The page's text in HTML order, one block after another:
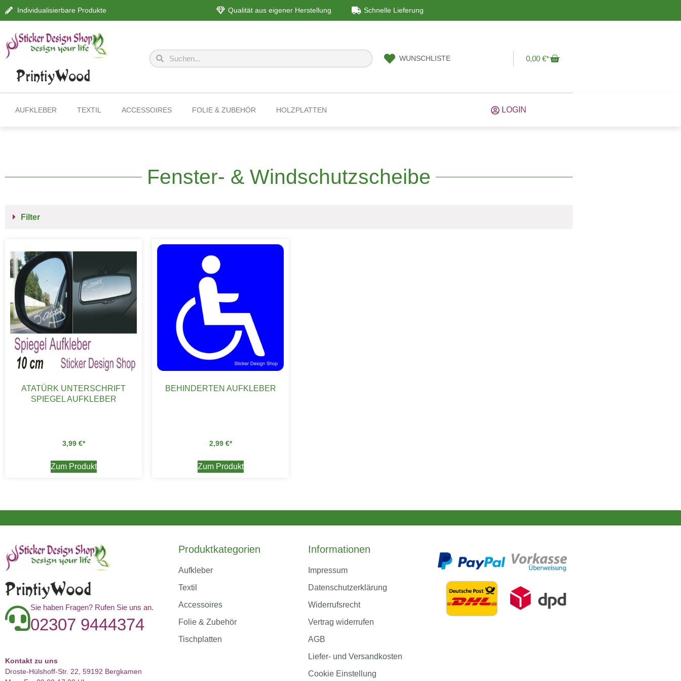
Individualisierbare Produkte Qualität aus eigener Herstellung Schnelle Lieferung
WUNSCHLISTE 0,00€
AUFKLEBER TEXTIL ACCESSOIRES FOLIE & ZUBEHÖR HOLZPLATTEN LOGIN
Fenster- & Windschutzscheibe
Filter
ATATÜRK UNTERSCHRIFT
SPIEGEL AUFKLEBER
3,99 €
Zum Produkt
BEHINDERTEN AUFKLEBER
2,99 €
Zum Produkt
Sie haben Fragen? Rufen Sie uns an.
02307 9444374
Kontakt zu uns
Droste-Hülshoff-Str. 22, 59192 Bergkamen
Produktkategorien
Aufkleber
Textil
Accessoires
Folie & Zubehör
Tischplatten
Informationen
Impressum
Datenschutzerklärung
Widerrufsrecht
Vertrag widerrufen
AGB
Liefer- und Versandkosten
Cookie Einstellung